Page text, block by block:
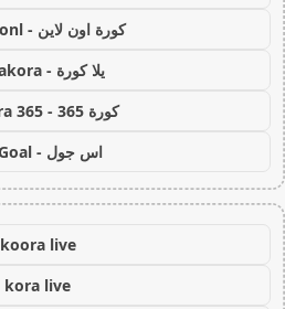
كورة اون لاين - koora onl
يلا كورة - yallakora
كورة 365 - kooora 365
اس جول - AS Goal
koora live
kora live